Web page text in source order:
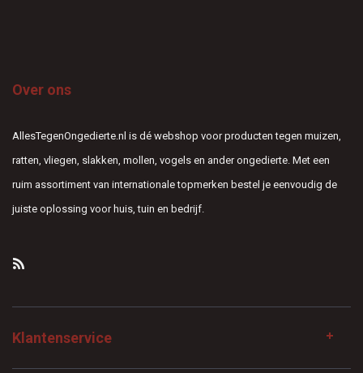
Over ons
AllesTegenOngedierte.nl is dé webshop voor producten tegen muizen,
ratten, vliegen, slakken, mollen, vogels en ander ongedierte. Met een
ruim assortiment van internationale topmerken bestel je eenvoudig de
juiste oplossing voor huis, tuin en bedrijf.
Klantenservice